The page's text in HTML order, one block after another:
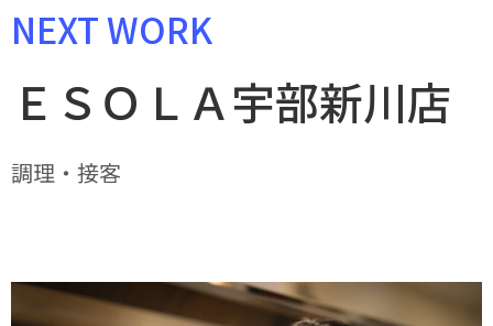
NEXT WORK
ＥＳＯＬＡ宇部新川店
調理・接客